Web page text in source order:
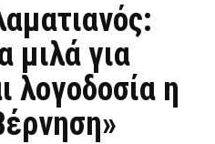
μιλά για
λογοδοσία η